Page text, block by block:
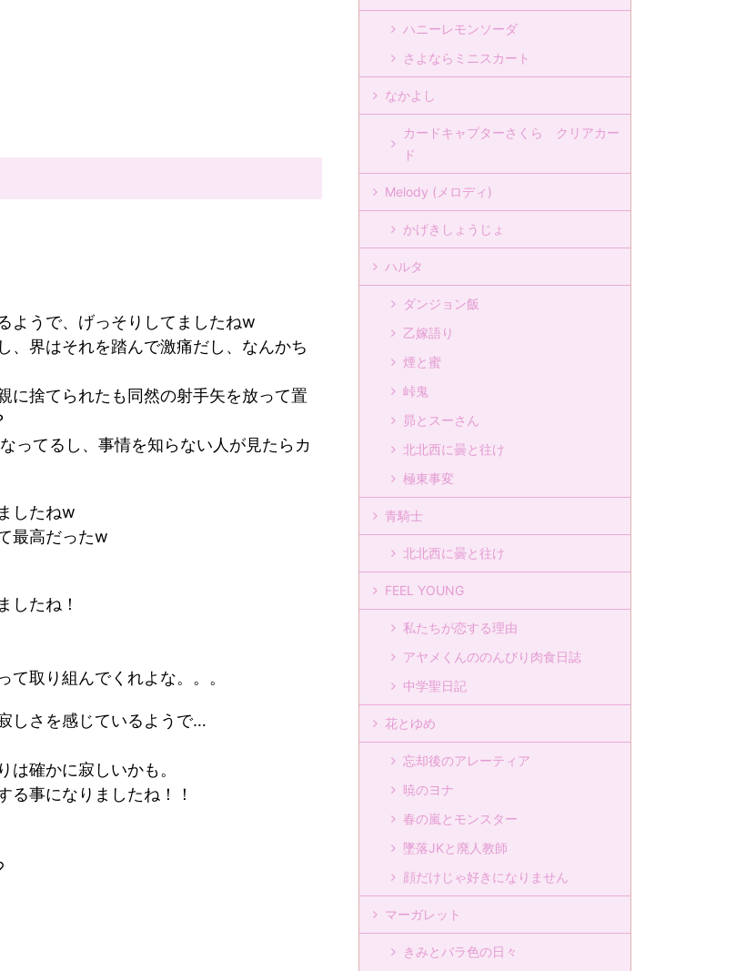
ようで、げっそりしてましたねw
、界はそれを踏んで激痛だし、なんかち
に捨てられたも同然の射手矢を放って置
ってるし、事情を知らない人が見たらカ
したねw
最高だったw
したね！
取り組んでくれよな。。。
しさを感じているようで…
確かに寂しいかも。
る事になりましたね！！
ハニーレモンソーダ
さよならミニスカート
なかよし
カードキャプターさくら クリアカー
ド
Melody (メロディ)
かげきしょうじょ
ハルタ
ダンジョン飯
乙嫁語り
煙と蜜
峠鬼
昴とスーさん
北北西に曇と往け
極東事変
青騎士
北北西に曇と往け
FEEL YOUNG
私たちが恋する理由
アヤメくんののんびり肉食日誌
中学聖日記
花とゆめ
忘却後のアレーティア
暁のヨナ
春の嵐とモンスター
墜落JKと廃人教師
顔だけじゃ好きになりません
マーガレット
きみとバラ色の日々